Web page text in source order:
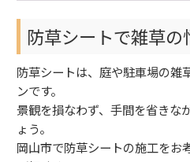
防草シートで雑草の
防草シートは、庭や駐車場の雑
ンです。
景観を損なわず、手間を省きな
ょう。
岡山市で防草シートの施工をお